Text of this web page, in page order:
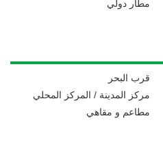
مطار دولي
قرب البحر
مركز المدينة / المركز المحلي
مطاعم و مقاهي